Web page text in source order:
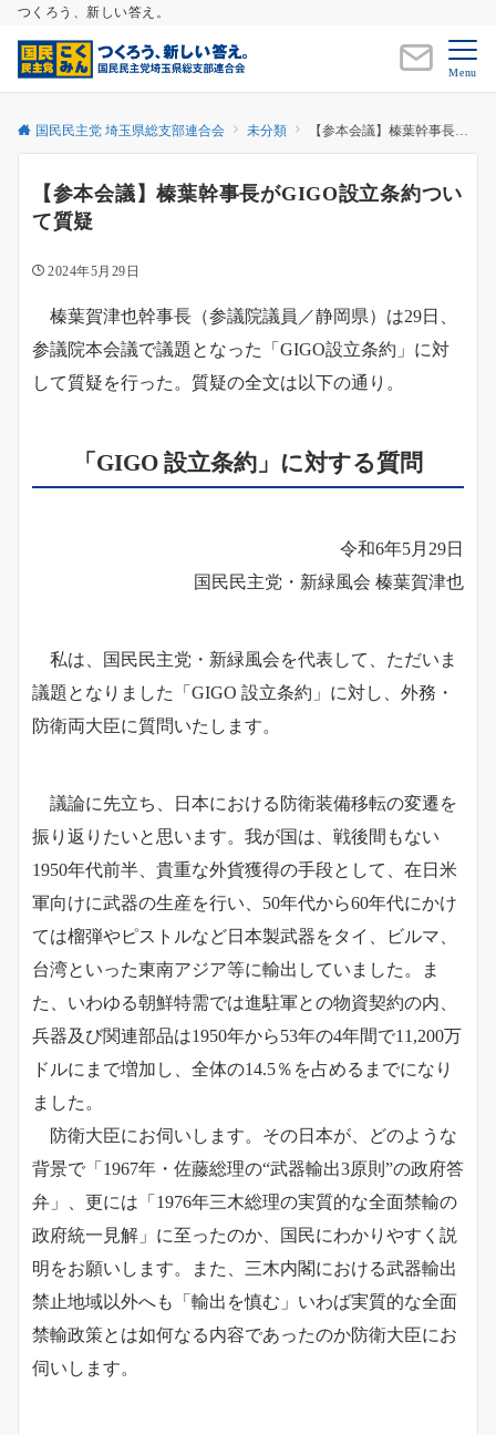
つくろう、新しい答え。
Menu
国民民主党 埼玉県総支部連合会 未分類 【参本会議】榛葉幹事長がGIGO設立条約ついて質疑
【参本会議】榛葉幹事長がGIGO設立条約つい
て質疑
2024年5月29日
榛葉賀津也幹事長（参議院議員／静岡県）は29日、
参議院本会議で議題となった「GIGO設立条約」に対
して質疑を行った。質疑の全文は以下の通り。
「GIGO 設立条約」に対する質問
令和6年5月29日
国民民主党・新緑風会 榛葉賀津也
私は、国民民主党・新緑風会を代表して、ただいま
議題となりました「GIGO 設立条約」に対し、外務・
防衛両大臣に質問いたします。
議論に先立ち、日本における防衛装備移転の変遷を
振り返りたいと思います。我が国は、戦後間もない
1950年代前半、貴重な外貨獲得の手段として、在日米
軍向けに武器の生産を行い、50年代から60年代にかけ
ては榴弾やピストルなど日本製武器をタイ、ビルマ、
台湾といった東南アジア等に輸出していました。ま
た、いわゆる朝鮮特需では進駐軍との物資契約の内、
兵器及び関連部品は1950年から53年の4年間で11,200万
ドルにまで増加し、全体の14.5％を占めるまでになり
ました。
防衛大臣にお伺いします。その日本が、どのような
背景で「1967年・佐藤総理の“武器輸出3原則”の政府答
弁」、更には「1976年三木総理の実質的な全面禁輸の
政府統一見解」に至ったのか、国民にわかりやすく説
明をお願いします。また、三木内閣における武器輸出
禁止地域以外へも「輸出を慎む」いわば実質的な全面
禁輸政策とは如何なる内容であったのか防衛大臣にお
伺いします。